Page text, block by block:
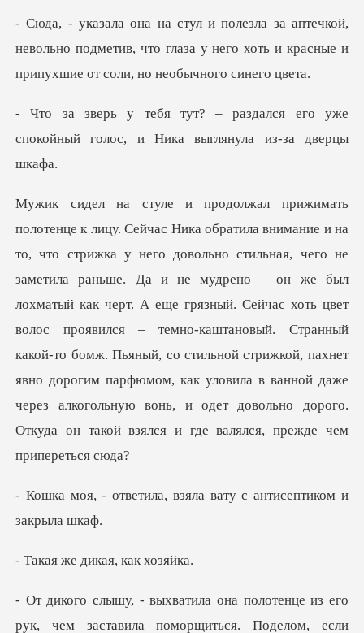
й,
невольно подметив, что глаза у него хоть и крас
ался его уже
спокойный голос, и Н
не мудрено – он же был
лохматый как черт. А еще грязный. Сейчас хоть цвет
волос проявился – темно-каштановый. Странный
какой-то бомж. Пьяный, со стильной стрижкой, па
а, взяла вату с антисе
дикая, ка
я. Поделом, если